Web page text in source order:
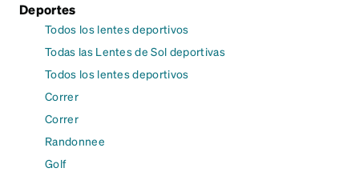
Deportes
Todos los lentes deportivos
Todas las Lentes de Sol deportivas
Todos los lentes deportivos
Correr
Correr
Randonnee
Golf